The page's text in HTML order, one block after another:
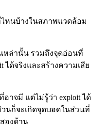
หนบ้างในสภาพแวดล้อม
หล่านั้น รวมถึงจุดอ่อนที่
ได้จริงและสร้างความเสีย
าจมี แต่ไม่รู้ว่า exploit ได้
นก็จะเกิดจุดบอดในส่วนที่
องด้าน